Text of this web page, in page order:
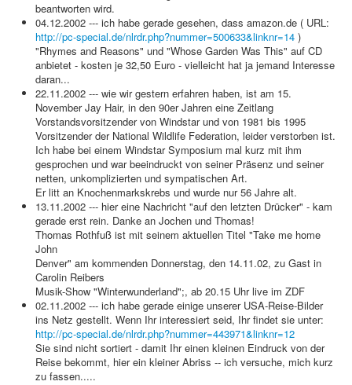
beantworten wird.
04.12.2002 --- ich habe gerade gesehen, dass amazon.de ( URL:
http://pc-special.de/nlrdr.php?nummer=500633&linknr=14 )
"Rhymes and Reasons" und "Whose Garden Was This" auf CD
anbietet - kosten je 32,50 Euro - vielleicht hat ja jemand Interesse
daran...
22.11.2002 --- wie wir gestern erfahren haben, ist am 15.
November Jay Hair, in den 90er Jahren eine Zeitlang
Vorstandsvorsitzender von Windstar und von 1981 bis 1995
Vorsitzender der National Wildlife Federation, leider verstorben ist.
Ich habe bei einem Windstar Symposium mal kurz mit ihm
gesprochen und war beeindruckt von seiner Präsenz und seiner
netten, unkomplizierten und sympatischen Art.
Er litt an Knochenmarkskrebs und wurde nur 56 Jahre alt.
13.11.2002 --- hier eine Nachricht "auf den letzten Drücker" - kam
gerade erst rein. Danke an Jochen und Thomas!
Thomas Rothfuß ist mit seinem aktuellen Titel "Take me home
John
Denver" am kommenden Donnerstag, den 14.11.02, zu Gast in
Carolin Reibers
Musik-Show "Winterwunderland";, ab 20.15 Uhr live im ZDF
02.11.2002 --- ich habe gerade einige unserer USA-Reise-Bilder
ins Netz gestellt. Wenn Ihr interessiert seid, Ihr findet sie unter:
http://pc-special.de/nlrdr.php?nummer=443971&linknr=12
Sie sind nicht sortiert - damit Ihr einen kleinen Eindruck von der
Reise bekommt, hier ein kleiner Abriss -- ich versuche, mich kurz
zu fassen.....